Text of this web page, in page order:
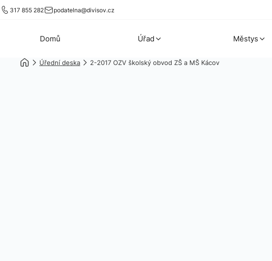
317 855 282 podatelna@divisov.cz
Domů Úřad Městys
Úřední deska 2-2017 OZV školský obvod ZŠ a MŠ Kácov